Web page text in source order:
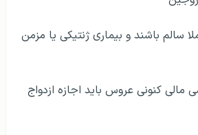
سالم باشند و بیماری ژنتیکی یا مزمن
کنونی عروس باید اجازه ازدواج